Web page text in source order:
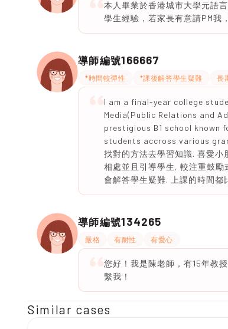
本人畢業於香港城市大學元語
學生經驗，若家長有意請PM我
導師編號166667
*時間較彈性 *課後解答學生疑難 長
I am a final-year college
Media(Public Relations and
prestigious B1 school known
students accross various
找對的方法去學習知識. 喜愛
相處並且引導學生, 較注重鼓
會解答學生疑難. 上課的時間都
導師編號134265
嚴格 有耐性 有愛心
您好！我是陳老師，有15年教
繫我！
Similar cases